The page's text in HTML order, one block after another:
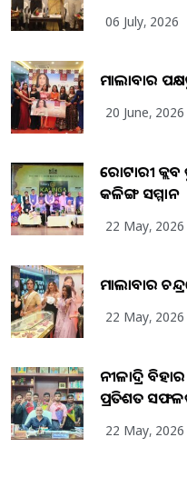
06 July, 2026
ମାଲାବାର
20 June, 2026
ରୋଟାରୀ
କଳିଙ୍ଗ ସମ୍ମାନ
22 May, 2026
ମାଲାବାର
22 May, 2026
ନୀଳାଦ୍ରି
ପ୍ରତିଶତ
22 May, 2026